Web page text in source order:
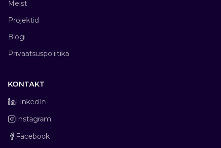
Meist
Projektid
Blogi
Privaatsuspoliitika
KONTAKT
LinkedIn
Instagram
Facebook